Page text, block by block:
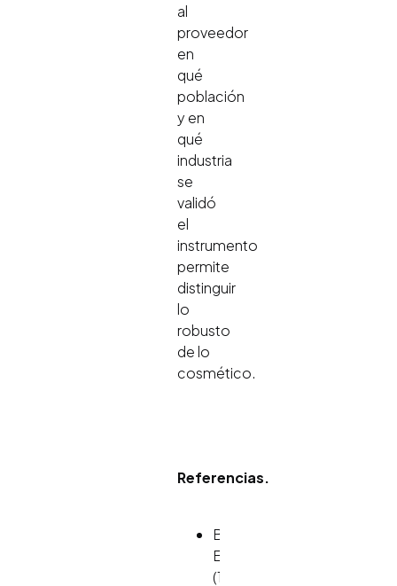
al
proveedor
en
qué
población
y en
qué
industria
se
validó
el
instrumento
permite
distinguir
lo
robusto
de lo
cosmético.
Referencias.
Brunswik,
E.
(1956).